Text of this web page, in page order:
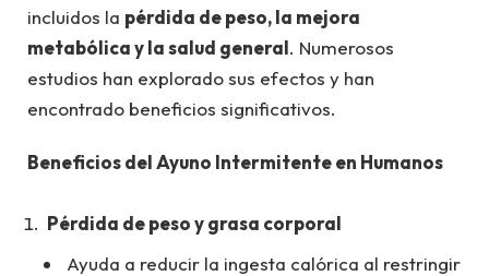
incluidos la pérdida de peso, la mejora
metabólica y la salud general. Numerosos
estudios han explorado sus efectos y han
encontrado beneficios significativos.
Beneficios del Ayuno Intermitente en Humanos
Pérdida de peso y grasa corporal
Ayuda a reducir la ingesta calórica al restringir